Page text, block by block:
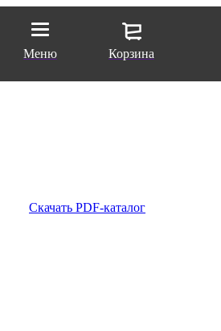
Меню Корзина
Скачать PDF-каталог